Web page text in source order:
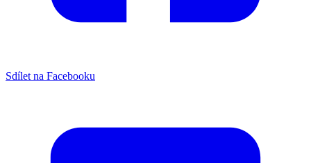
Sdílet na Facebooku